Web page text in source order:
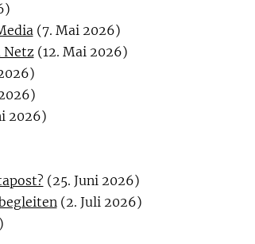
(7. Mai 2026)
Netz (12. Mai 2026)
2026)
(25. Juni 2026)
(2. Juli 2026)